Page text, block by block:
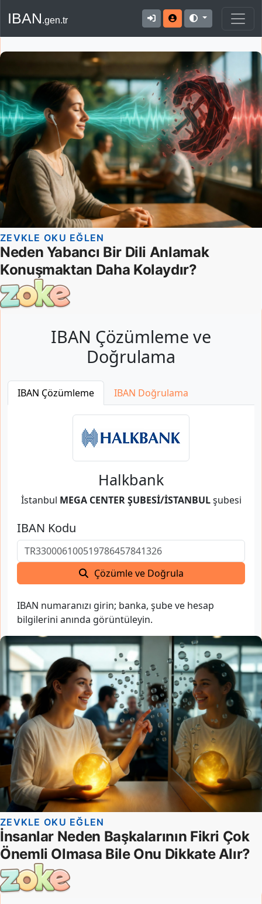
IBAN.gen.tr
IBAN Çözümleme ve
Doğrulama
IBAN Çözümleme IBAN Doğrulama
Halkbank
İstanbul MEGA CENTER ŞUBESİ/İSTANBULşubesi
IBAN Kodu
Çözümle ve Doğrula
IBAN numaranızı girin; banka, şube ve hesap
bilgilerini anında görüntüleyin.